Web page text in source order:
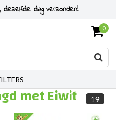
dezelfde dag verzonden!
0
met Eiwit 19